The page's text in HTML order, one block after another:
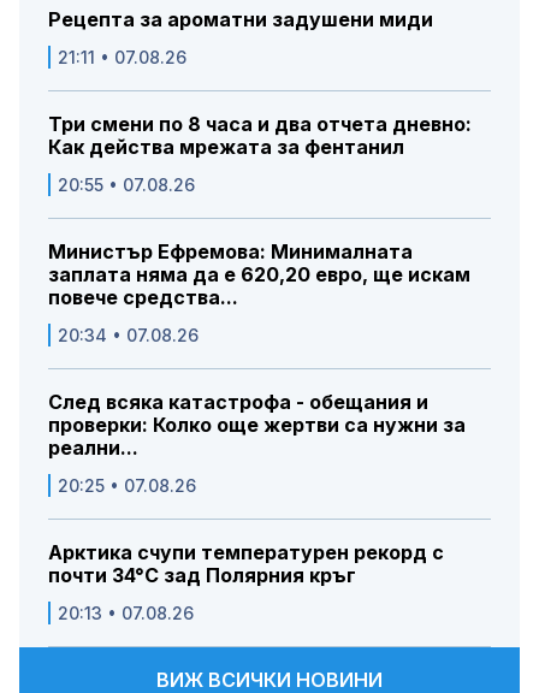
Рецепта за ароматни задушени миди
21:11 • 07.08.26
Три смени по 8 часа и два отчета дневно:
Как действа мрежата за фентанил
20:55 • 07.08.26
Министър Ефремова: Минималната
заплата няма да е 620,20 евро, ще искам
повече средства...
20:34 • 07.08.26
След всяка катастрофа - обещания и
проверки: Колко още жертви са нужни за
реални...
20:25 • 07.08.26
Арктика счупи температурен рекорд с
почти 34°C зад Полярния кръг
20:13 • 07.08.26
ВИЖ ВСИЧКИ НОВИНИ